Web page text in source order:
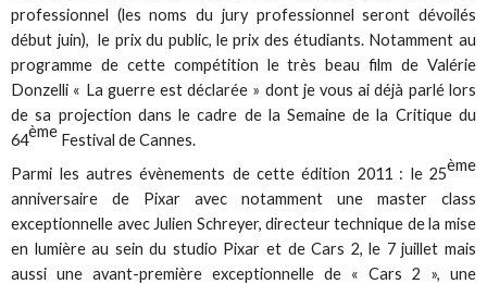
professionnel (les noms du jury professionnel seront dévoilés
début juin), le prix du public, le prix des étudiants. Notamment au
programme de cette compétition le très beau film de Valérie
Donzelli « La guerre est déclarée » dont je vous ai déjà parlé lors
de sa projection dans le cadre de la Semaine de la Critique du
64ème Festival de Cannes.
Parmi les autres évènements de cette édition 2011 : le 25ème
anniversaire de Pixar avec notamment une master class
exceptionnelle avec Julien Schreyer, directeur technique de la mise
en lumière au sein du studio Pixar et de Cars 2, le 7 juillet mais
aussi une avant-première exceptionnelle de « Cars 2 », une